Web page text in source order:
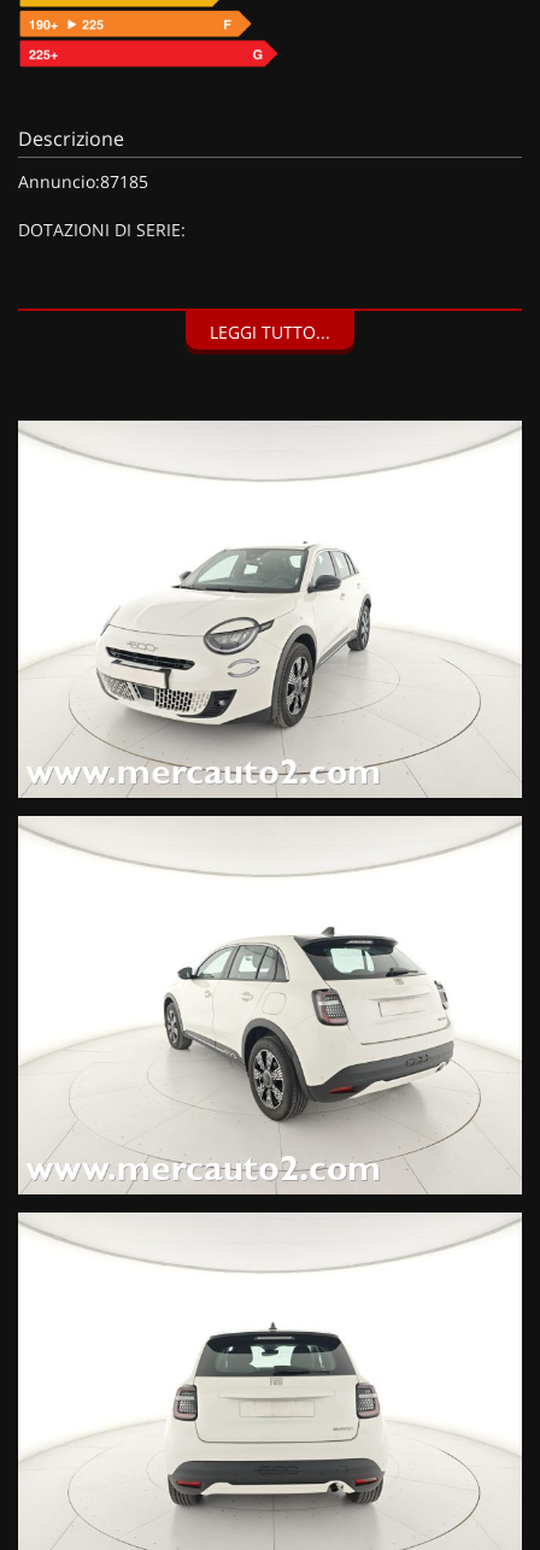
Descrizione
Annuncio:87185
DOTAZIONI DI SERIE:
Dettagli carrozzeria cromati, Calotte specchi nere, Fari
interne porte cromate, Color Therpy, illuminazione ambiente
interno con colore configurabile, Luce plafoniera LED,
Specchio retrovisore interno elettrocromico (giorno/notte
carrozzeria, Pack Style (1750 EUR),
LEGGI TUTTO...